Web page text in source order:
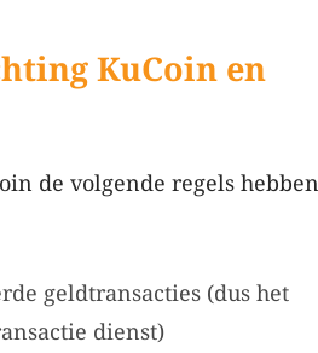
KuCoin en
de volgende regels hebben
geldtransacties (dus het
dienst)